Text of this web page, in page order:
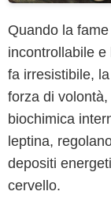
Quando la
incontrollabile
fa irresistibile,
forza di
biochimica
leptina,
depositi
cervello.